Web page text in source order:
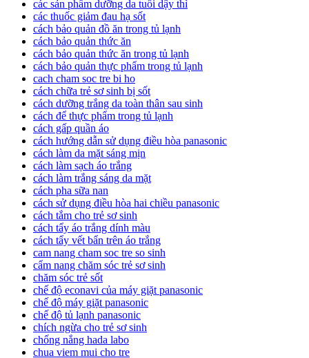
các sản phẩm dưỡng da tuổi dậy thì
các thuốc giảm đau hạ sốt
cách bảo quản đồ ăn trong tủ lạnh
cách bảo quản thức ăn
cách bảo quản thức ăn trong tủ lạnh
cách bảo quản thực phẩm trong tủ lạnh
cach cham soc tre bi ho
cách chữa trẻ sơ sinh bị sốt
cách dưỡng trắng da toàn thân sau sinh
cách để thực phẩm trong tủ lạnh
cách gấp quần áo
cách hướng dẫn sử dụng điều hòa panasonic
cách làm da mặt sáng mịn
cách làm sạch áo trắng
cách làm trắng sáng da mặt
cách pha sữa nan
cách sử dụng điều hòa hai chiều panasonic
cách tắm cho trẻ sơ sinh
cách tẩy áo trắng dính màu
cách tẩy vết bẩn trên áo trắng
cam nang cham soc tre so sinh
cẩm nang chăm sóc trẻ sơ sinh
chăm sóc trẻ sốt
chế độ econavi của máy giặt panasonic
chế độ máy giặt panasonic
chế độ tủ lạnh panasonic
chích ngừa cho trẻ sơ sinh
chống nắng hada labo
chua viem mui cho tre